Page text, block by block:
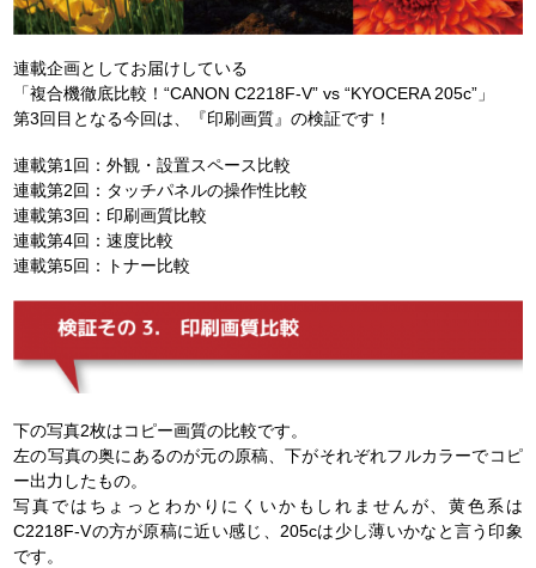
連載企画としてお届けしている
「複合機徹底比較！“CANON C2218F-V” vs “KYOCERA 205c”」
第3回目となる今回は、『印刷画質』の検証です！
連載第1回：外観・設置スペース比較
連載第2回：タッチパネルの操作性比較
連載第3回：印刷画質比較
連載第4回：速度比較
連載第5回：トナー比較
下の写真2枚はコピー画質の比較です。
左の写真の奥にあるのが元の原稿、下がそれぞれフルカラーでコピ
ー出力したもの。
写真ではちょっとわかりにくいかもしれませんが、黄色系は
C2218F-Vの方が原稿に近い感じ、205cは少し薄いかなと言う印象
です。